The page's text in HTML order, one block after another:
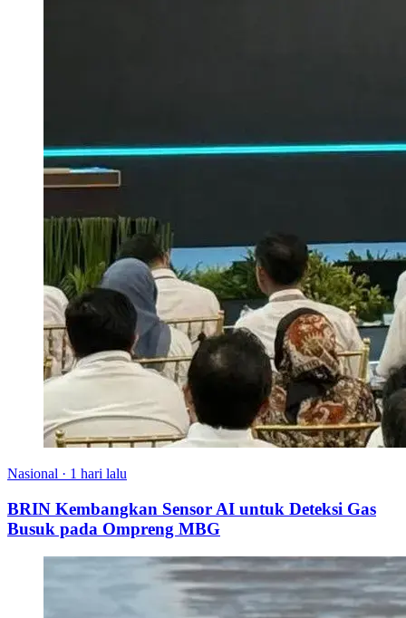
Nasional · 1 hari lalu
BRIN Kembangkan Sensor AI untuk Deteksi Gas
Busuk pada Ompreng MBG